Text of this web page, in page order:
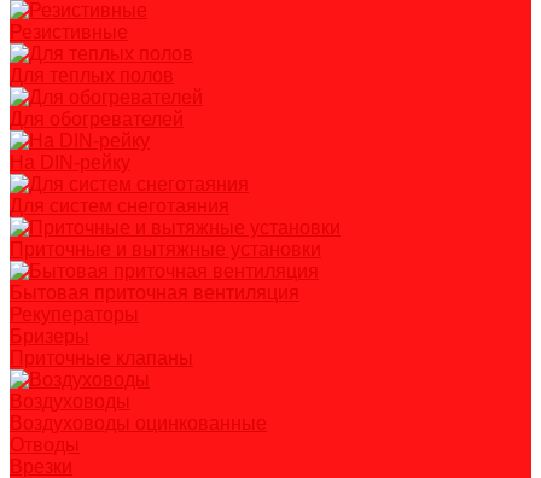
Резистивные
Для теплых полов
Для обогревателей
На DIN-рейку
Для систем снеготаяния
Приточные и вытяжные установки
Бытовая приточная вентиляция
Рекуператоры
Бризеры
Приточные клапаны
Воздуховоды
Воздуховоды оцинкованные
Отводы
Врезки